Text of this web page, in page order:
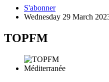
S'abonner
Wednesday 29 March
TOPFM